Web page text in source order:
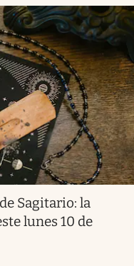
Sagitario: la
lunes 10 de